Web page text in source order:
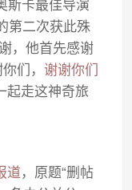
斯卡最佳导演
第二次获此殊
，他首先感谢
你们，谢谢你们
起走这神奇旅
道 ，原题“删帖